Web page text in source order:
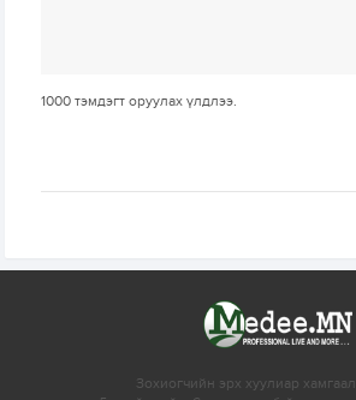
1000 тэмдэгт оруулах үлдлээ.
Зохиогчийн эрх хуулиар